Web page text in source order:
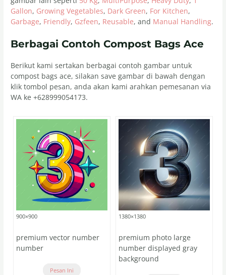
Gallon, Growing Vegetables, Dark Green, For Kitchen,
Garbage, Friendly, Gzfeen, Reusable, and Manual Handling.
Berbagai Contoh Compost Bags Ace
Berikut kami sertakan berbagai contoh gambar untuk
compost bags ace, silakan save gambar di bawah dengan
klik tombol pesan, anda akan kami arahkan pemesanan via
WA ke +628999054173.
900×900
premium vector number
number
Pesan Ini
1380×1380
premium photo large
number displayed gray
background